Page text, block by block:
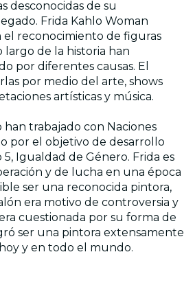
desconocidas de su
Frida Kahlo Woman
el reconocimiento de figuras
largo de la historia han
por diferentes causas. El
por medio del arte, shows
artísticas y música.
han trabajado con Naciones
por el objetivo de desarrollo
Igualdad de Género. Frida es
y de lucha en una época
ser una reconocida pintora,
era motivo de controversia y
cuestionada por su forma de
ser una pintora extensamente
y en todo el mundo.